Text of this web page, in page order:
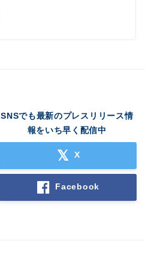
SNSでも最新のプレスリリース情
報をいち早く配信中
X
Facebook